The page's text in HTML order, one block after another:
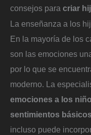
consejos para criar
La enseñanza a los
En la mayoría de los
son las emociones
por lo que se
moderno. La
emociones a los
sentimientos básicos
incluso puede